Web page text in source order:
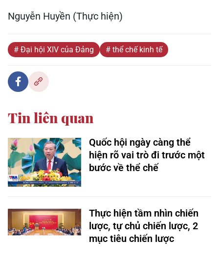
Nguyễn Huyền (Thực hiện)
# Đại hội XIV của Đảng # thể chế kinh tế
Tin liên quan
Quốc hội ngày càng thể
hiện rõ vai trò đi trước một
bước về thể chế
Thực hiện tầm nhìn chiến
lược, tự chủ chiến lược, 2
mục tiêu chiến lược